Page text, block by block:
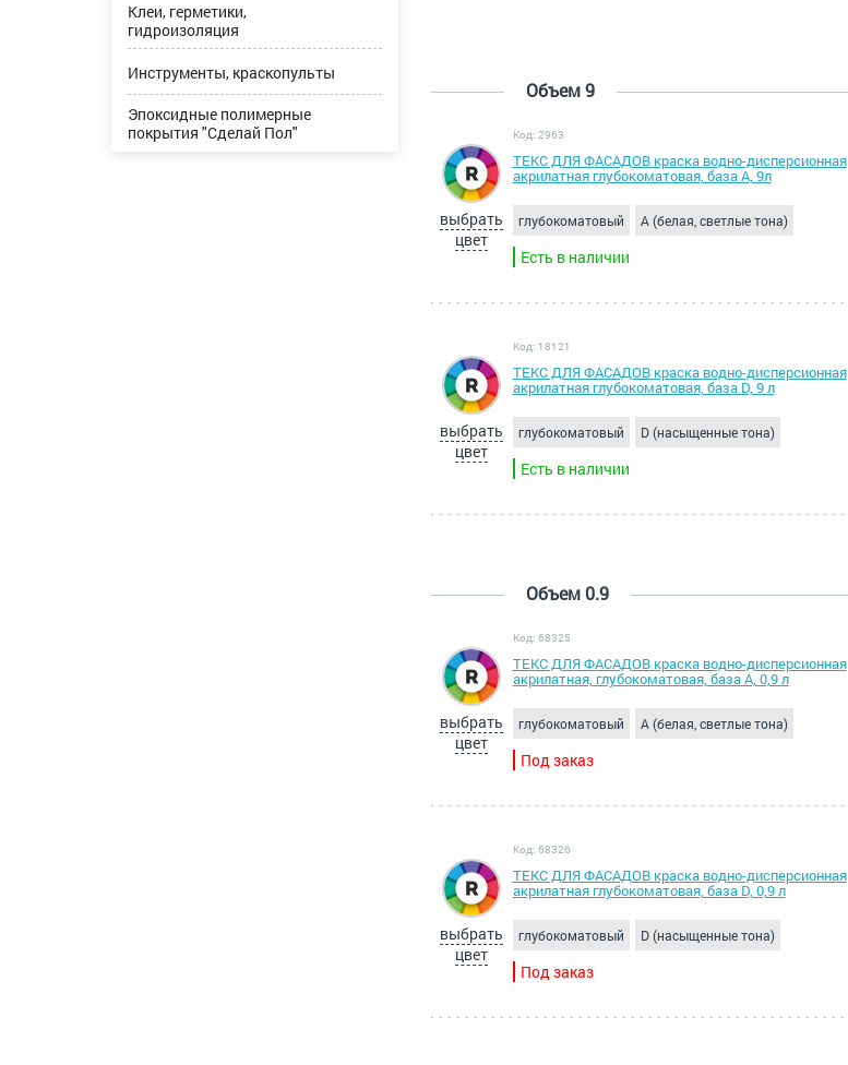
Клеи, герметики,
гидроизоляция
Инструменты, краскопульты
Эпоксидные полимерные
покрытия "Сделай Пол"
Объем 9
выбрать
цвет
Код: 2963
ТЕКС ДЛЯ ФАСАДОВ краска водно-дисперсионная
акрилатная глубокоматовая, база А, 9л
глубокоматовый A (белая, светлые тона)
Есть в наличии
выбрать
цвет
Код: 18121
ТЕКС ДЛЯ ФАСАДОВ краска водно-дисперсионная
акрилатная глубокоматовая, база D, 9 л
глубокоматовый D (насыщенные тона)
Есть в наличии
Объем 0.9
выбрать
цвет
Код: 68325
ТЕКС ДЛЯ ФАСАДОВ краска водно-дисперсионная
акрилатная, глубокоматовая, база A, 0,9 л
глубокоматовый A (белая, светлые тона)
Под заказ
выбрать
цвет
Код: 68326
ТЕКС ДЛЯ ФАСАДОВ краска водно-дисперсионная
акрилатная глубокоматовая, база D, 0,9 л
глубокоматовый D (насыщенные тона)
Под заказ